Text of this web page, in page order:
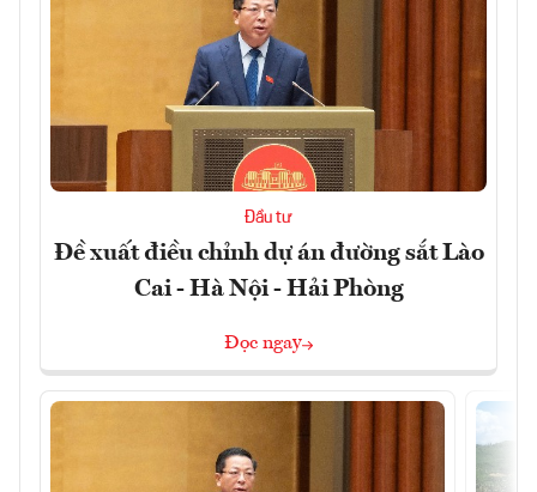
Đầu tư
Đề xuất điều chỉnh dự án đường sắt Lào
Cai - Hà Nội - Hải Phòng
Đọc ngay